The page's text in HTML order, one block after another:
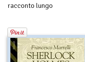
racconto lungo